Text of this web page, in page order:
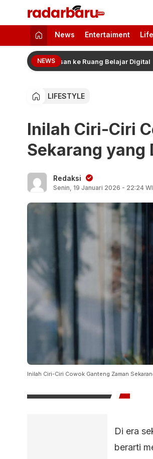
radarbaru.com
Informasi Berita Terbaru dan Terkini
News Entertaiment
NEWS
Lisan ke Ruang Belajar Digital
LIFESTYLE
Inilah Ciri-Ciri
Sekarang yang
Redaksi
Senin, 19 Januari 2026 - 22:24
Inilah Ciri-Ciri Cowok Ganteng Zaman
Di era
berarti